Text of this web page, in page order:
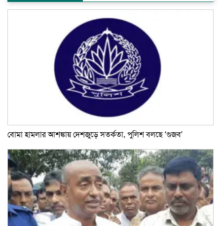
বোমা হামলার আশঙ্কায় দেশজুড়ে সতর্কতা, পুলিশ বলছে ‘গুজব’